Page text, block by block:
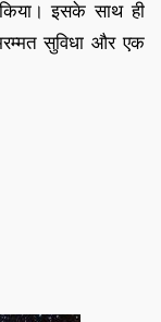
इसके साथ ही
सुविधा और एक